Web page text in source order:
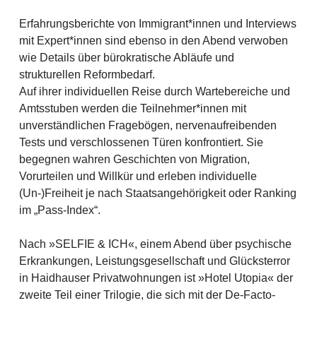
Erfahrungsberichte von Immigrant*innen und Interviews
mit Expert*innen sind ebenso in den Abend verwoben
wie Details über bürokratische Abläufe und
strukturellen Reformbedarf.
Auf ihrer individuellen Reise durch Wartebereiche und
Amtsstuben werden die Teilnehmer*innen mit
unverständlichen Fragebögen, nervenaufreibenden
Tests und verschlossenen Türen konfrontiert. Sie
begegnen wahren Geschichten von Migration,
Vorurteilen und Willkür und erleben individuelle
(Un-)Freiheit je nach Staatsangehörigkeit oder Ranking
im „Pass-Index“.
Nach »SELFIE & ICH«, einem Abend über psychische
Erkrankungen, Leistungsgesellschaft und Glücksterror
in Haidhauser Privatwohnungen ist »Hotel Utopia« der
zweite Teil einer Trilogie, die sich mit der De-Facto-